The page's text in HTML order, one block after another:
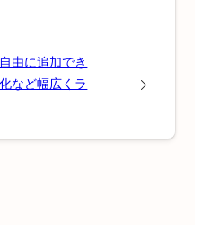
由に追加でき
など幅広くラ